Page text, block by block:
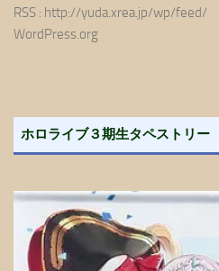
RSS : http://yuda.xrea.jp/wp/feed/
WordPress.org
ホロライブ３期生タペストリー